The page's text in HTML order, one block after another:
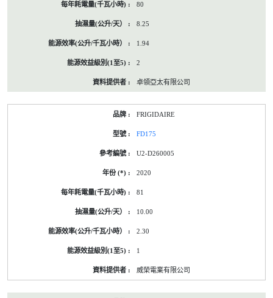
80
8.25
1.94
2
卓領亞太有限公司
FRIGIDAIRE
FD175
U2-D260005
2020
81
10.00
2.30
1
威榮電業有限公司